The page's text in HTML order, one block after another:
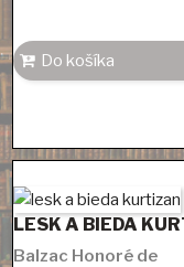
Do košíka
LESK A BIEDA
Balzac Honoré de